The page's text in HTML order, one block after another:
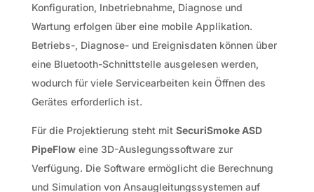
Konfiguration, Inbetriebnahme, Diagnose und
Wartung erfolgen über eine mobile Applikation.
Betriebs-, Diagnose- und Ereignisdaten können über
eine Bluetooth-Schnittstelle ausgelesen werden,
wodurch für viele Servicearbeiten kein Öffnen des
Gerätes erforderlich ist.
Für die Projektierung steht mit SecuriSmoke ASD
PipeFloweine 3D-Auslegungssoftware zur
Verfügung. Die Software ermöglicht die Berechnung
und Simulation von Ansaugleitungssystemen auf